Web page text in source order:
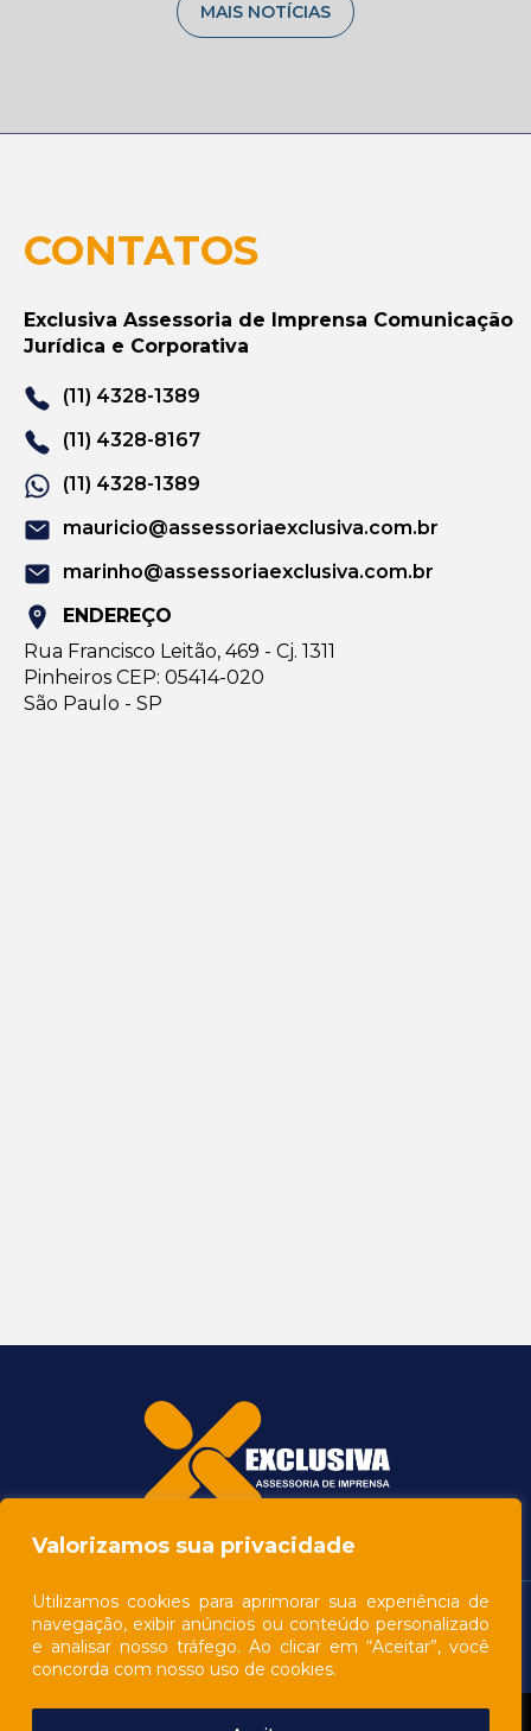
Valorizamos sua privacidade
Utilizamos cookies para aprimorar sua experiência de
navegação, exibir anúncios ou conteúdo personalizado
e analisar nosso tráfego. Ao clicar em “Aceitar”, você
concorda com nosso uso de cookies.
MAIS NOTÍCIAS
CONTATOS
Exclusiva Assessoria de Imprensa Comunicação
Jurídica e Corporativa
(11) 4328-1389
(11) 4328-8167
(11) 4328-1389
mauricio@assessoriaexclusiva.com.br
marinho@assessoriaexclusiva.com.br
ENDEREÇO
Rua Francisco Leitão, 469 - Cj. 1311
Pinheiros CEP: 05414-020
São Paulo - SP